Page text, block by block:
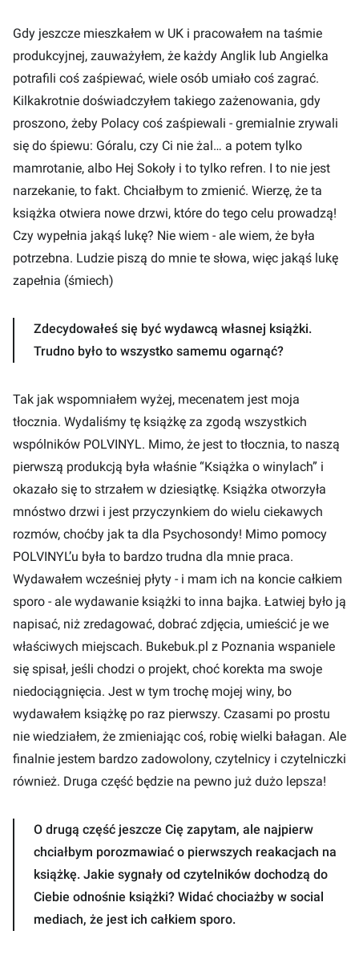
Gdy jeszcze mieszkałem w UK i pracowałem na taśmie
produkcyjnej, zauważyłem, że każdy Anglik lub Angielka
potrafili coś zaśpiewać, wiele osób umiało coś zagrać.
Kilkakrotnie doświadczyłem takiego zażenowania, gdy
proszono, żeby Polacy coś zaśpiewali - gremialnie zrywali
się do śpiewu: Góralu, czy Ci nie żal… a potem tylko
mamrotanie, albo Hej Sokoły i to tylko refren. I to nie jest
narzekanie, to fakt. Chciałbym to zmienić. Wierzę, że ta
książka otwiera nowe drzwi, które do tego celu prowadzą!
Czy wypełnia jakąś lukę? Nie wiem - ale wiem, że była
potrzebna. Ludzie piszą do mnie te słowa, więc jakąś lukę
zapełnia (śmiech)
Zdecydowałeś się być wydawcą własnej książki.
Trudno było to wszystko samemu ogarnąć?
Tak jak wspomniałem wyżej, mecenatem jest moja
tłocznia. Wydaliśmy tę książkę za zgodą wszystkich
wspólników POLVINYL. Mimo, że jest to tłocznia, to naszą
pierwszą produkcją była właśnie “Książka o winylach” i
okazało się to strzałem w dziesiątkę. Książka otworzyła
mnóstwo drzwi i jest przyczynkiem do wielu ciekawych
rozmów, choćby jak ta dla Psychosondy! Mimo pomocy
POLVINYL’u była to bardzo trudna dla mnie praca.
Wydawałem wcześniej płyty - i mam ich na koncie całkiem
sporo - ale wydawanie książki to inna bajka. Łatwiej było ją
napisać, niż zredagować, dobrać zdjęcia, umieścić je we
właściwych miejscach. Bukebuk.pl z Poznania wspaniele
się spisał, jeśli chodzi o projekt, choć korekta ma swoje
niedociągnięcia. Jest w tym trochę mojej winy, bo
wydawałem książkę po raz pierwszy. Czasami po prostu
nie wiedziałem, że zmieniając coś, robię wielki bałagan. Ale
finalnie jestem bardzo zadowolony, czytelnicy i czytelniczki
również. Druga część będzie na pewno już dużo lepsza!
O drugą część jeszcze Cię zapytam, ale najpierw
chciałbym porozmawiać o pierwszych reakacjach na
książkę. Jakie sygnały od czytelników dochodzą do
Ciebie odnośnie książki? Widać chociażby w social
mediach, że jest ich całkiem sporo.